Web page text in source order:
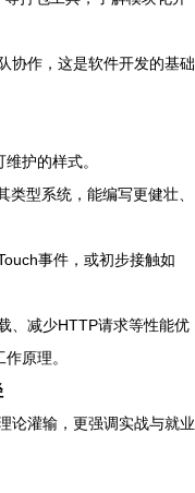
协作，这是软件开发的基础
护的样式。
类型系统，能编写更健壮、
事件，或初步接触如
、减少HTTP请求等性能优
原理。
论灌输，更强调实战与就业